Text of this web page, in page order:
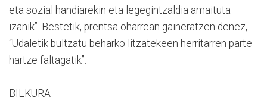
eta sozial handiarekin eta legegintzaldia amaituta
izanik”. Bestetik, prentsa oharrean gaineratzen denez,
“Udaletik bultzatu beharko litzatekeen herritarren parte
hartze faltagatik”.
BILKURA